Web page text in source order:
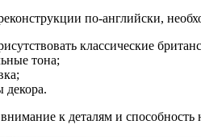
по-английски,
классические
тона;
к деталям и